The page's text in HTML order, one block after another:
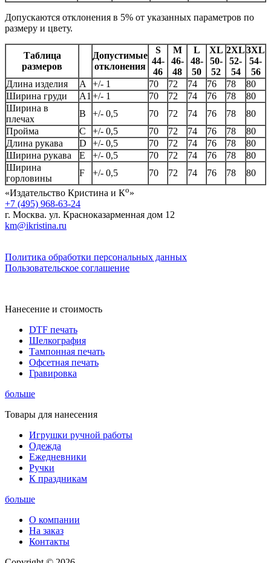
Допускаются отклонения в 5% от указанных параметров по
размеру и цвету.
Таблица
размеров
Допустимые
отклонения
S
44-
46
M
46-
48
L
48-
50
XL
50-
52
2XL
52-
54
3XL
54-
56
Длина изделия
А +/- 1 70 72 74 76 78
80
Ширина груди
А1 +/- 1 70 72 74 76 78
80
Ширина в
плечах
B +/- 0,5 70 72 74 76 78
80
Пройма
C +/- 0,5 70 72 74 76 78
80
Длина рукава
D +/- 0,5 70 72 74 76 78
80
Ширина рукава
E +/- 0,5 70 72 74 76 78
80
Ширина
горловины
F +/- 0,5 70 72 74 76 78
80
«Издательство Кристина и Ко»
+7 (495) 968-63-24
г. Москва. ул. Красноказарменная дом 12
km@ikristina.ru
Политика обработки персональных данных
Пользовательское соглашение
Нанесение и стоимость
DTF печать
Шелкография
Тампонная печать
Офсетная печать
Гравировка
больше
Товары для нанесения
Игрушки ручной работы
Одежда
Ежедневники
Ручки
К праздникам
больше
О компании
На заказ
Контакты